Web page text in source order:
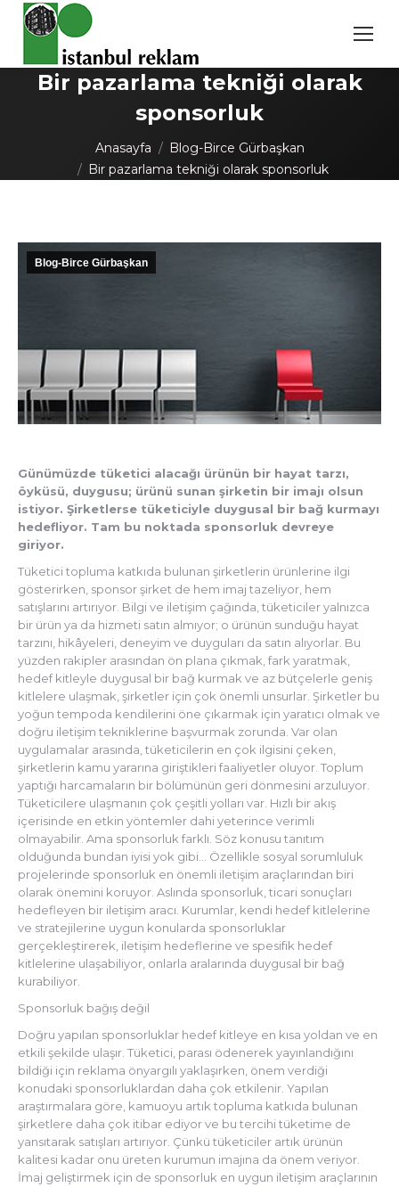
Bir pazarlama tekniği olarak
sponsorluk
Anasayfa
Blog-Birce Gürbaşkan
Bir pazarlama tekniği olarak sponsorluk
Blog-Birce Gürbaşkan
Günümüzde tüketici alacağı ürünün bir hayat tarzı,
öyküsü, duygusu; ürünü sunan şirketin bir imajı olsun
istiyor. Şirketlerse tüketiciyle duygusal bir bağ kurmayı
hedefliyor. Tam bu noktada sponsorluk devreye
giriyor.
Tüketici topluma katkıda bulunan şirketlerin ürünlerine ilgi
gösterirken, sponsor şirket de hem imaj tazeliyor, hem
satışlarını artırıyor. Bilgi ve iletişim çağında, tüketiciler yalnızca
bir ürün ya da hizmeti satın almıyor; o ürünün sunduğu hayat
tarzını, hikâyeleri, deneyim ve duyguları da satın alıyorlar. Bu
yüzden rakipler arasından ön plana çıkmak, fark yaratmak,
hedef kitleyle duygusal bir bağ kurmak ve az bütçelerle geniş
kitlelere ulaşmak, şirketler için çok önemli unsurlar. Şirketler bu
yoğun tempoda kendilerini öne çıkarmak için yaratıcı olmak ve
doğru iletişim tekniklerine başvurmak zorunda. Var olan
uygulamalar arasında, tüketicilerin en çok ilgisini çeken,
şirketlerin kamu yararına giriştikleri faaliyetler oluyor. Toplum
yaptığı harcamaların bir bölümünün geri dönmesini arzuluyor.
Tüketicilere ulaşmanın çok çeşitli yolları var. Hızlı bir akış
içerisinde en etkin yöntemler dahi yeterince verimli
olmayabilir. Ama sponsorluk farklı. Söz konusu tanıtım
olduğunda bundan iyisi yok gibi… Özellikle sosyal sorumluluk
projelerinde sponsorluk en önemli iletişim araçlarından biri
olarak önemini koruyor. Aslında sponsorluk, ticari sonuçları
hedefleyen bir iletişim aracı. Kurumlar, kendi hedef kitlelerine
ve stratejilerine uygun konularda sponsorluklar
gerçekleştirerek, iletişim hedeflerine ve spesifik hedef
kitlelerine ulaşabiliyor, onlarla aralarında duygusal bir bağ
kurabiliyor.
Sponsorluk bağış değil
Doğru yapılan sponsorluklar hedef kitleye en kısa yoldan ve en
etkili şekilde ulaşır. Tüketici, parası ödenerek yayınlandığını
bildiği için reklama önyargılı yaklaşırken, önem verdiği
konudaki sponsorluklardan daha çok etkilenir. Yapılan
araştırmalara göre, kamuoyu artık topluma katkıda bulunan
şirketlere daha çok itibar ediyor ve bu tercihi tüketime de
yansıtarak satışları artırıyor. Çünkü tüketiciler artık ürünün
kalitesi kadar onu üreten kurumun imajına da önem veriyor.
İmaj geliştirmek için de sponsorluk en uygun iletişim araçlarının